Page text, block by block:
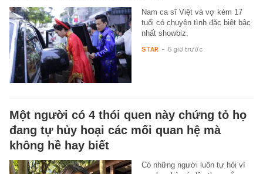
Nam ca sĩ Việt và vợ kém 17
tuổi có chuyện tình đặc biệt bậc
nhất showbiz.
STAR - 5 giờ trước
Một người có 4 thói quen này chứng tỏ họ
đang tự hủy hoại các mối quan hệ mà
không hề hay biết
Có những người luôn tự hỏi vì